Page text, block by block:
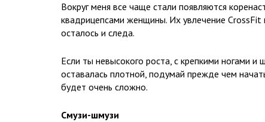
Вокруг меня все чаще стали появляются
квадрицепсами женщины. Их увлечение
осталось и следа.
Если ты невысокого роста, с крепкими ногами
оставалась плотной, подумай прежде чем
будет очень сложно.
Смузи-шмузи